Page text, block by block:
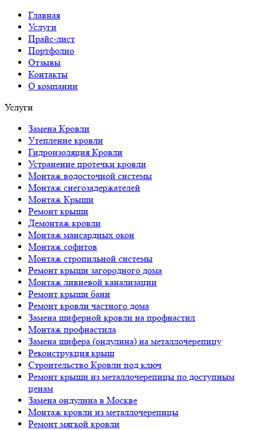
Главная
Услуги
Прайс-лист
Портфолио
Отзывы
Контакты
О компании
Услуги
Замена Кровли
Утепление кровли
Гидроизоляция Кровли
Устранение протечки кровли
Монтаж водосточной системы
Монтаж снегозадержателей
Монтаж Крыши
Ремонт крыши
Демонтаж кровли
Монтаж мансардных окон
Монтаж софитов
Монтаж стропильной системы
Ремонт крыши загородного дома
Монтаж ливневой канализации
Ремонт крыши бани
Ремонт кровли частного дома
Замена шиферной кровли на профнастил
Монтаж профнастила
Замена шифера (ондулина) на металлочерепицу
Реконструкция крыш
Строительство Кровли под ключ
Ремонт крыши из металлочерепицы по доступным
ценам
Замена ондулина в Москве
Монтаж кровли из металлочерепицы
Ремонт мягкой кровли